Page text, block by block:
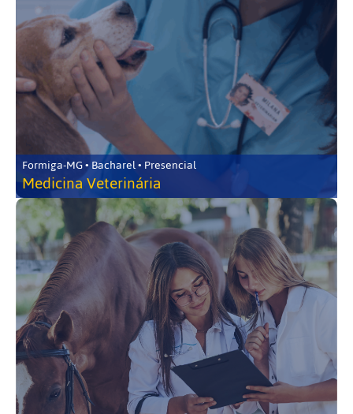
Formiga-MG • Bacharel • Presencial
Medicina Veterinária